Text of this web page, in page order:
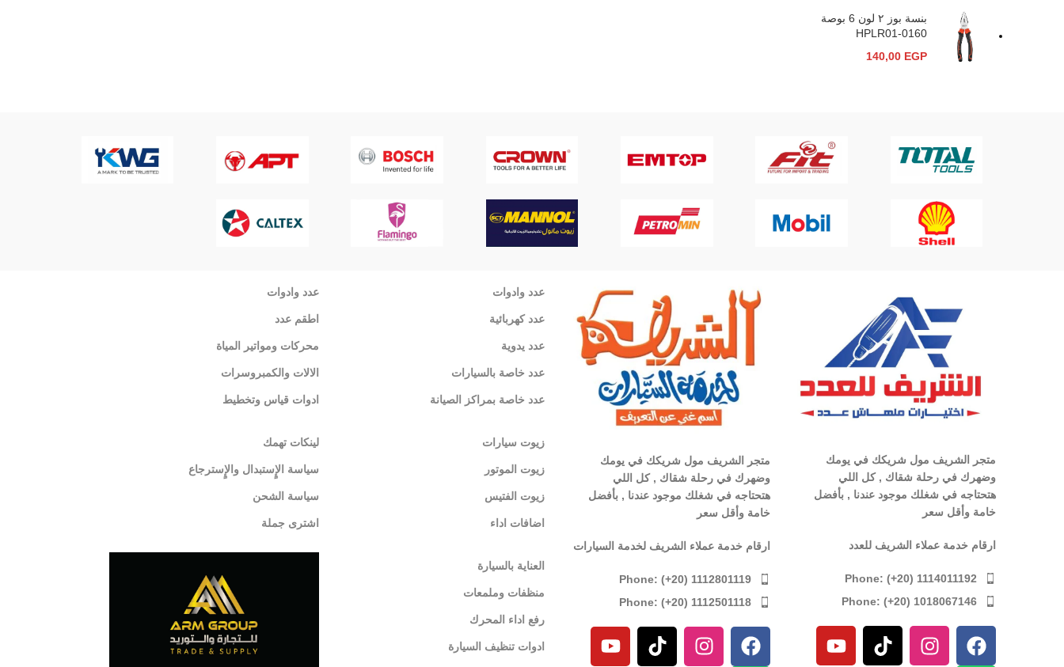
بنسة بوز ٢ لون 6 بوصة
HPLR01-0160
140,00 EGP
متجر الشريف مول شريكك في يومك
وضهرك في رحلة شقاك , كل اللي
هتحتاجه في شغلك موجود عندنا , بأفضل
خامة وأقل سعر
ارقام خدمة عملاء الشريف للعدد
Phone: (+20) 1114011192
Phone: (+20) 1018067146
متجر الشريف مول شريكك في يومك
وضهرك في رحلة شقاك , كل اللي
هتحتاجه في شغلك موجود عندنا , بأفضل
خامة وأقل سعر
ارقام خدمة عملاء الشريف لخدمة السيارات
Phone: (+20) 1112801119
Phone: (+20) 1112501118
عدد وادوات
عدد كهربائية
عدد يدوية
عدد خاصة بالسيارات
عدد خاصة بمراكز الصيانة
زيوت سيارات
زيوت الموتور
زيوت الفتيس
اضافات اداء
العناية بالسيارة
منظفات وملمعات
رفع اداء المحرك
ادوات تنظيف السيارة
عدد وادوات
اطقم عدد
محركات ومواتير المياة
الالات والكمبروسرات
ادوات قياس وتخطيط
لينكات تهمك
سياسة الإٍستبدال والإٍسترجاع
سياسة الشحن
اشترى جملة